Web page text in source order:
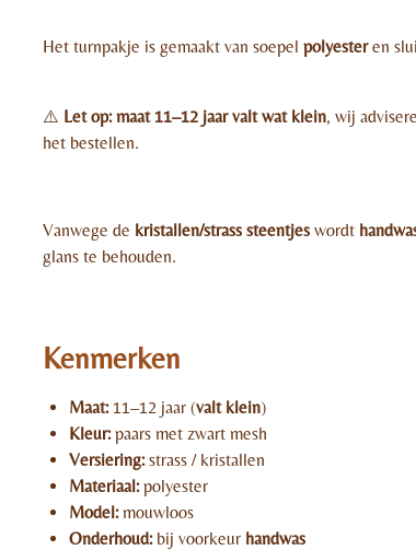
Het turnpakje is gemaakt van soepel polyesteren
⚠️ Let op: maat 11–12 jaar valt wat klein, wij
het bestellen.
Vanwege de kristallen/strass steentjes wordt
glans te behouden.
Kenmerken
Maat:11–12 jaar (valt klein)
Kleur:paars met zwart mesh
Versiering:strass / kristallen
Materiaal:polyester
Model:mouwloos
Onderhoud:bij voorkeur handwas